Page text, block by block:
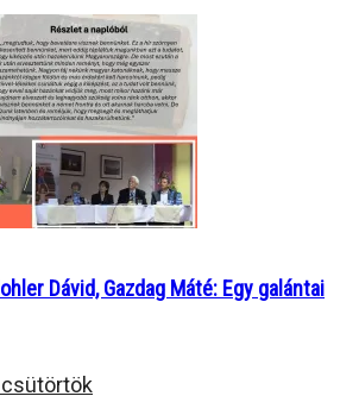
Dávid, Gazdag Máté: Egy galántai